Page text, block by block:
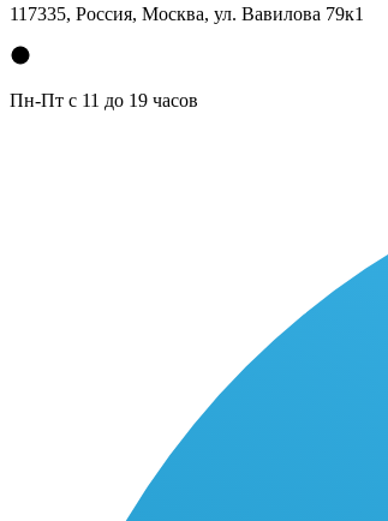
117335, Россия, Москва, ул. Вавилова 79к1
Пн-Пт с 11 до 19 часов